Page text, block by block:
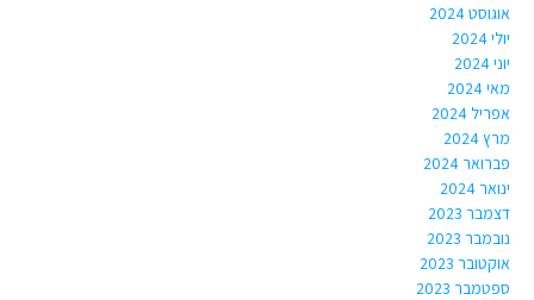
אוגוסט 2024
יולי 2024
יוני 2024
מאי 2024
אפריל 2024
מרץ 2024
פברואר 2024
ינואר 2024
דצמבר 2023
נובמבר 2023
אוקטובר 2023
ספטמבר 2023